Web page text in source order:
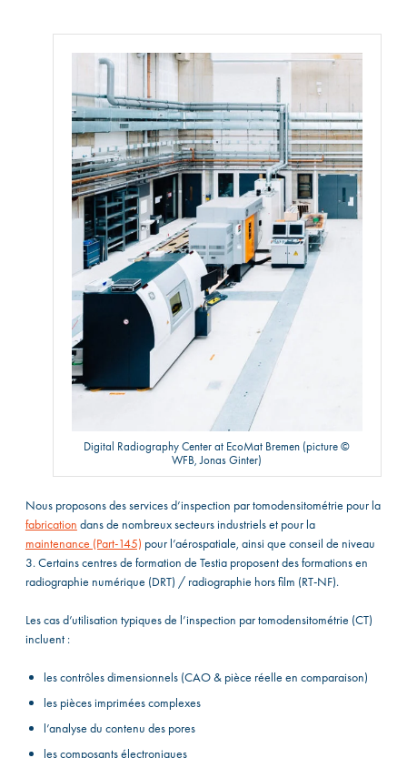
Digital Radiography Center at EcoMat Bremen (picture ©
WFB, Jonas Ginter)
Nous proposons des services d’inspection par tomodensitométrie pour la
fabrication dans de nombreux secteurs industriels et pour la
maintenance (Part-145) pour l’aérospatiale, ainsi que conseil de niveau
3. Certainscentres de formation de Testia proposent des formations en
radiographie numérique (DRT) / radiographie hors film (RT-NF).
Les cas d’utilisation typiques de l’inspection par tomodensitométrie (CT)
incluent :
les contrôles dimensionnels (CAO & pièce réelle en comparaison)
les pièces imprimées complexes
l’analyse du contenu des pores
les composants électroniques